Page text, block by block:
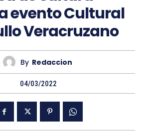
evento Cultural
Veracruzano
By Redaccion
04/03/2022